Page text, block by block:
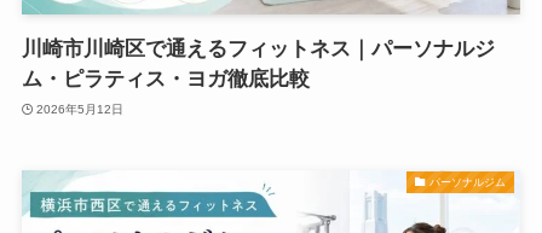
川崎市川崎区で通えるフィットネス｜パーソナルジ
ム・ピラティス・ヨガ徹底比較
2026年5月12日
パーソナルジム